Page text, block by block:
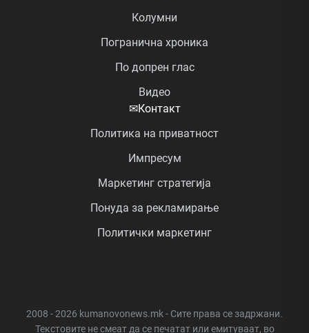
Колумни
Погранична хроника
По допрен глас
Видео
✉Контакт
Политика на приватност
Импресум
Маркетинг стратегија
Понуда за рекламирање
Политички маркетинг
2008 - 2026 kumanovonews.mk - Сите права се задржани.
Текстовите не смеат да се печатат или емитуваат, во